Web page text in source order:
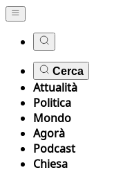
Cerca
Attualità
Politica
Mondo
Agorà
Podcast
Chiesa